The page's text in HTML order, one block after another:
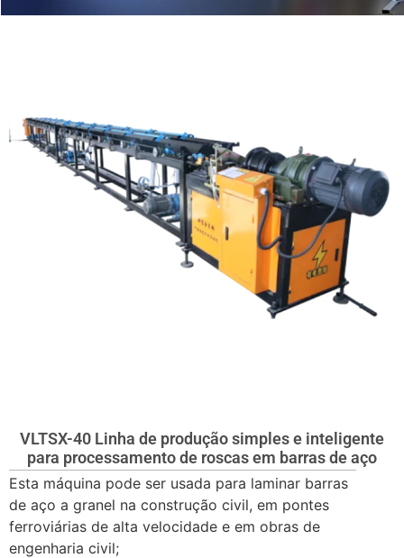
VLTSX-40 Linha de produção simples e inteligente
para processamento de roscas em barras de aço
Esta máquina pode ser usada para laminar barras
de aço a granel na construção civil, em pontes
ferroviárias de alta velocidade e em obras de
engenharia civil;